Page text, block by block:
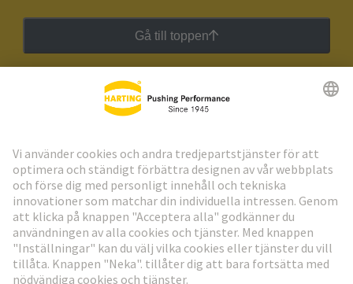
Gå till toppen
HARTING:s nyhetsbrev
Gå till registrering
Social Media